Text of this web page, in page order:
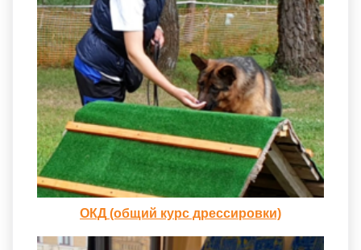
ОКД (общий курс дрессировки)